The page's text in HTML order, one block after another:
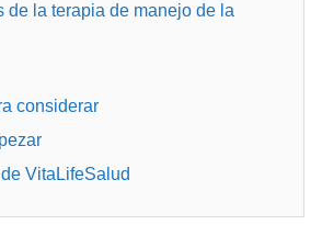
de la terapia de manejo de la
considerar
VitaLifeSalud